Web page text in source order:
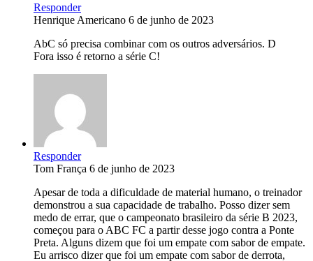
Responder
Henrique Americano 6 de junho de 2023
AbC só precisa combinar com os outros adversários. D
Fora isso é retorno a série C!
Responder
Tom França 6 de junho de 2023
Apesar de toda a dificuldade de material humano, o treinador
demonstrou a sua capacidade de trabalho. Posso dizer sem
medo de errar, que o campeonato brasileiro da série B 2023,
começou para o ABC FC a partir desse jogo contra a Ponte
Preta. Alguns dizem que foi um empate com sabor de empate.
Eu arrisco dizer que foi um empate com sabor de derrota,